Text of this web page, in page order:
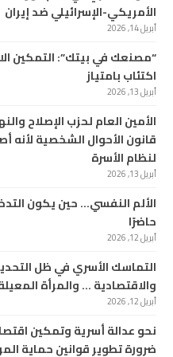
الأمريكي-الإسرائيلي ضد إيران
أبريل 14, 2026
“مصنعك في بيتك”: التمكين
اكتئاب بامتياز
أبريل 13, 2026
الأمين العام لحزب الإصلاح
قانون الأحوال الشخصية لأنه
لنظام الأسرة
أبريل 13, 2026
الألم النفسي… حين يكون
حاضرًا
أبريل 12, 2026
التماسك الأسري في ظل
والاقتصادية … والمرأة
أبريل 12, 2026
نحو عدالة أسرية وتمكين
ضرورة تطوير قوانين حماية